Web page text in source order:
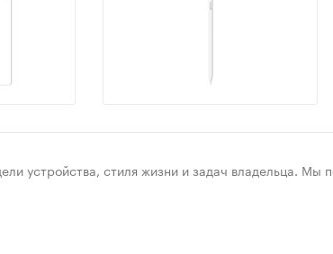
устройства, стиля жизни и задач владельца. Мы